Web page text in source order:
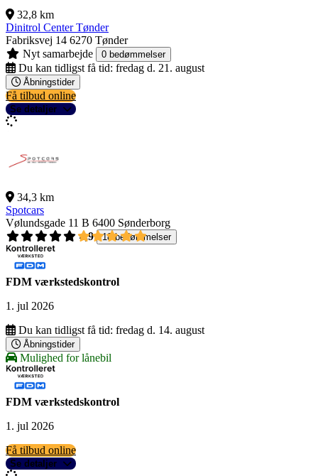
32,8 km
Dinitrol Center Tønder
Fabriksvej 14 6270 Tønder
Nyt samarbejde
0 bedømmelser
Du kan tidligst få tid: fredag d. 21. august
Åbningstider
Få tilbud online
Se detaljer
34,3 km
Spotcars
Vølundsgade 11 B 6400 Sønderborg
4,9
18 bedømmelser
FDM værkstedskontrol
1. jul 2026
Du kan tidligst få tid: fredag d. 14. august
Åbningstider
Mulighed for lånebil
FDM værkstedskontrol
1. jul 2026
Få tilbud online
Se detaljer